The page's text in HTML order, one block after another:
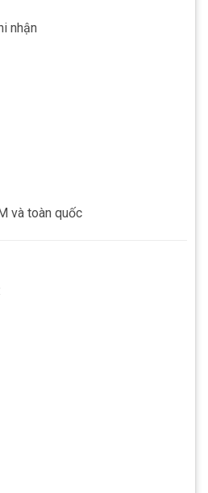
nhận
và toàn quốc